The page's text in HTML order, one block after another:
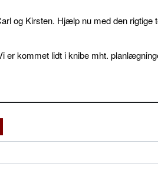
og Kirsten. Hjælp nu med den rigtige
er kommet lidt i knibe mht.